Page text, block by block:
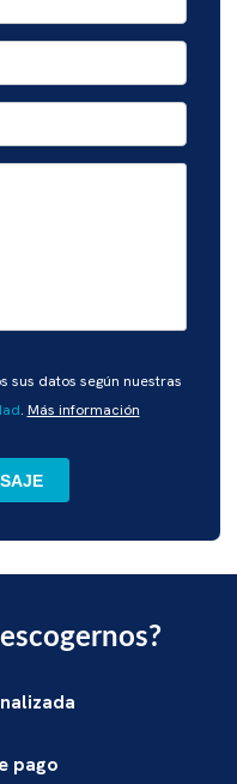
sus datos según nuestras
. Más información
pago